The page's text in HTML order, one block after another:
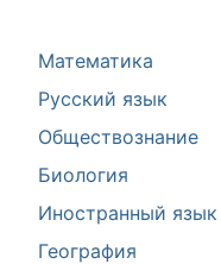
Математика
Русский язык
Обществознание
Биология
Иностранный язык
География